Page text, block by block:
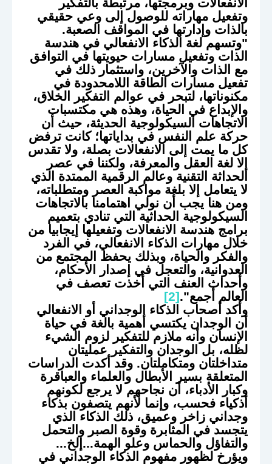
وتفعيل مهاراته للوصول إلى وعي حقيقي
بالذات وإدارتها في المواقف الصعبة.
"وتسهم لغة الذكاء الانفعالي في هندسة
الذات وتفعيل مسارات حيويتها في التوافق
مع الذات والآخرين، واستثمار ذلك في
تفعيل مسارات الطاقة اللامحدودة في
مكنوناتها، لتبحر في عوالم التفكير الخلاق،
والإبداع في الحياة، وهذه هي مكتسبات
الاتجاهات السيكولوجية الحديثة، حيث أن
حركة علم النفس في بداياتها؛ كانت ترفض
كل ما يمت إلى الانفعالات بصلة، ولا تقدس
إلا لغة العقل والمعرفة، ولكننا في عصر
الحداثة التقنية وعالم الرقمية الممتدة الذي
لا يتعامل إلا بلغة مواكبة العصر ومتطلباته،
ومن هنا يجب أن نولي اهتمامنا بالاتجاهات
السيكولوجية الحداثية التي تنادي بتعميم
برامج هندسة الانفعالات وتفعيلها إيجابيا من
خلال مهارات الذكاء الانفعالي، في الفرد
والفكر والحياة، وبذلك يحفظ المجتمع من
العدوانية، والتعجل في إصدار الأحكام،
وأحداث العنف التي أخذت تعصف في
العالم أجمع".[2]
وأكد أصحاب الذكاء الوجداني أو الانفعالي
أن الوجدان يكتسي أهمية بالغة في حياة
الإنسان وأنه ملازم للتفكير لزوم الشيء
لظله، بل الوجدان والتفكير عمليتان
متداخلتان ومتكاملتان. وقد أكدت الدراسات
المتعلقة بسير الأبطال والعلماء والعباقرة
وكبار الأدباء، أن نجاحهم لا يرجع لكونهم
أذكياء فحسب، وإنما لأنهم يتصفون بذكاء
وجداني زاخر وعميق، ذلك الذكاء الذي
يتجسد في المثابرة وقوة الصبر والتحمل
والتفاؤل والحماس وعلو الهمة...إلخ...
ويؤرخ لظهور مفهوم الذكاء الوجداني في